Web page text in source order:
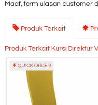
Maaf, form ulasan customer
Produk Terkait
Produk Terkait Kursi Direktur
QUICK ORDER